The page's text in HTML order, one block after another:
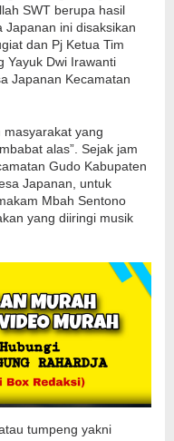
SWT berupa hasil
Japanan ini disaksikan
dan Pj Ketua Tim
Yayuk Dwi Irawanti
Japanan Kecamatan
yang
alas”. Sejak jam
Gudo Kabupaten
Japanan, untuk
Mbah Sentono
yang diiringi musik
tumpeng yakni